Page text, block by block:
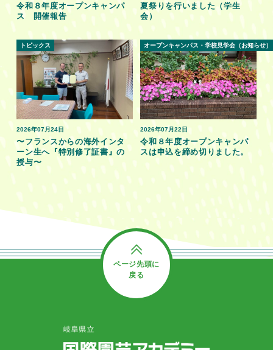
令和８年度オープンキャンパ
ス 開催報告
夏祭りを行いました（学生
会）
2026年07月24日
トピックス
〜フランスからの海外インタ
ーン生へ『特別修了証書』の
授与〜
2026年07月22日
オープンキャンパス・学校見学会（お知らせ）
令和８年度オープンキャンパ
スは申込を締め切りました。
ページ先頭に
戻る